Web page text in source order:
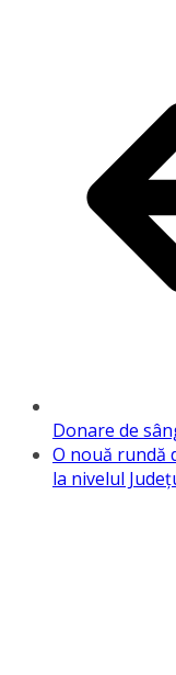
Donare de
O nouă rundă
la nivelul